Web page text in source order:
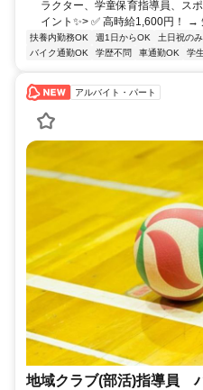
ラクター、学童保育指導員、ス
イント✨> ✅ 高時給1,600円！ →
扶養内勤務OK 週1日からOK 土日祝の
バイク通勤OK
学歴不問 車通勤OK 学
アルバイト・パート
地域クラブ(部活)指導員